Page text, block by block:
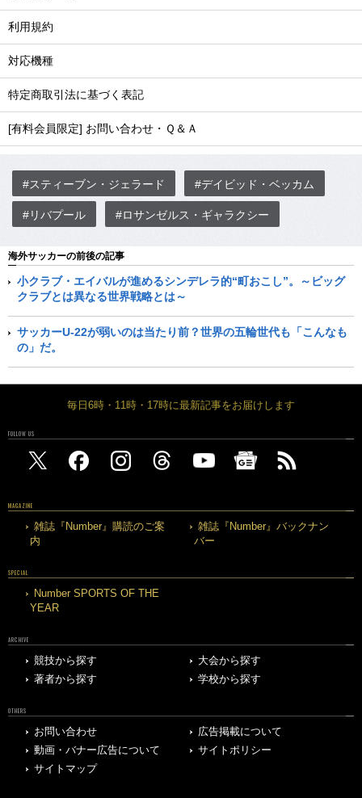
利用規約
対応機種
特定商取引法に基づく表記
[有料会員限定] お問い合わせ・Ｑ＆Ａ
#スティーブン・ジェラード #デイビッド・ベッカム
#リバプール #ロサンゼルス・ギャラクシー
海外サッカーの前後の記事
小クラブ・エイバルが進めるシンデレラ的“町おこし”。～ビッグ
クラブとは異なる世界戦略とは～
サッカーU-22が弱いのは当たり前？世界の五輪世代も「こんなも
の」だ。
毎日6時・11時・17時に最新記事をお届けします
FOLLOW US
MAGAZINE
雑誌『Number』購読のご案
内
雑誌『Number』バックナン
バー
SPECIAL
Number SPORTS OF THE
YEAR
ARCHIVE
競技から探す
大会から探す
著者から探す
学校から探す
OTHERS
お問い合わせ
広告掲載について
動画・バナー広告について
サイトポリシー
サイトマップ